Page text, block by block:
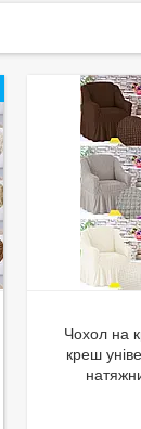
Чохол на
креш